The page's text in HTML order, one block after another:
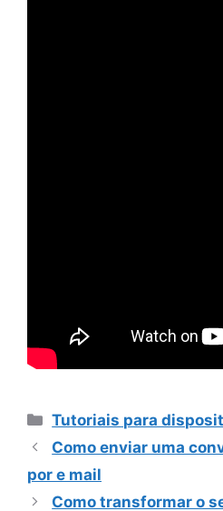
Categorias
Tutoriais para
Como enviar uma
por e mail
Como transformar o